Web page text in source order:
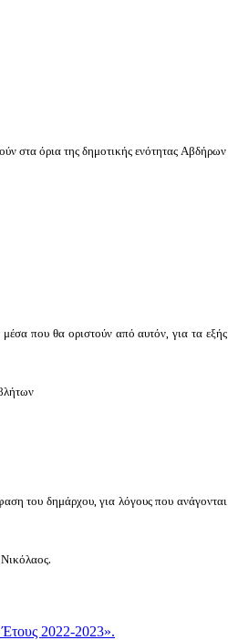
στα όρια της δημοτικής ενότητας Αβδήρων
μέσα που θα οριστούν από αυτόν, για τα εξής
του δημάρχου, για λόγους που ανάγονται
2022-2023».